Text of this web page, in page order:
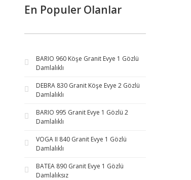
En Populer Olanlar
BARIO 960 Köşe Granit Evye 1 Gözlü
Damlalıklı
DEBRA 830 Granit Köşe Evye 2 Gözlü
Damlalıklı
BARIO 995 Granit Evye 1 Gözlü 2
Damlalıklı
VOGA II 840 Granit Evye 1 Gözlü
Damlalıklı
BATEA 890 Granit Evye 1 Gözlü
Damlalıksız